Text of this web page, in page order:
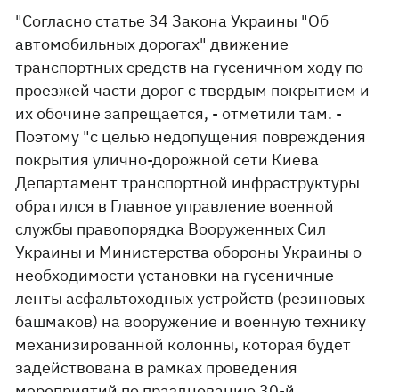
"Согласно статье 34 Закона Украины "Об
автомобильных дорогах" движение
транспортных средств на гусеничном ходу по
проезжей части дорог с твердым покрытием и
их обочине запрещается, - отметили там. -
Поэтому "с целью недопущения повреждения
покрытия улично-дорожной сети Киева
Департамент транспортной инфраструктуры
обратился в Главное управление военной
службы правопорядка Вооруженных Сил
Украины и Министерства обороны Украины о
необходимости установки на гусеничные
ленты асфальтоходных устройств (резиновых
башмаков) на вооружение и военную технику
механизированной колонны, которая будет
задействована в рамках проведения